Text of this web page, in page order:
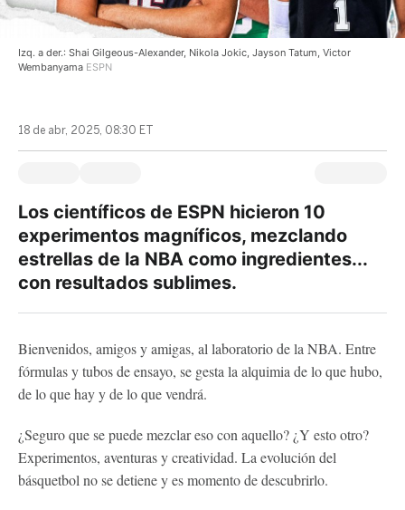
Izq. a der.: Shai Gilgeous-Alexander, Nikola Jokic, Jayson Tatum, Victor
Wembanyama ESPN
18 de abr, 2025, 08:30 ET
Los científicos de ESPN hicieron 10
experimentos magníficos, mezclando
estrellas de la NBA como ingredientes...
con resultados sublimes.
Bienvenidos, amigos y amigas, al laboratorio de la NBA. Entre
fórmulas y tubos de ensayo, se gesta la alquimia de lo que hubo,
de lo que hay y de lo que vendrá.
¿Seguro que se puede mezclar eso con aquello? ¿Y esto otro?
Experimentos, aventuras y creatividad. La evolución del
básquetbol no se detiene y es momento de descubrirlo.